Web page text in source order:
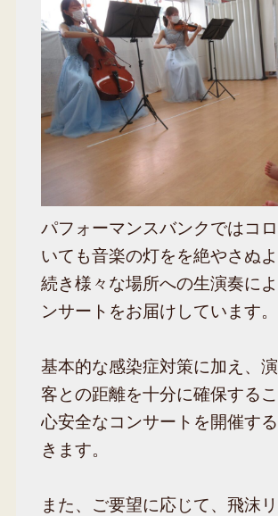
パフォーマンスバンクではコ
いても音楽の灯をを絶やさぬ
続き様々な場所への生演奏に
ンサートをお届けしています。
基本的な感染症対策に加え、
客との距離を十分に確保する
心安全なコンサートを開催す
きます。
また、ご要望に応じて、飛沫